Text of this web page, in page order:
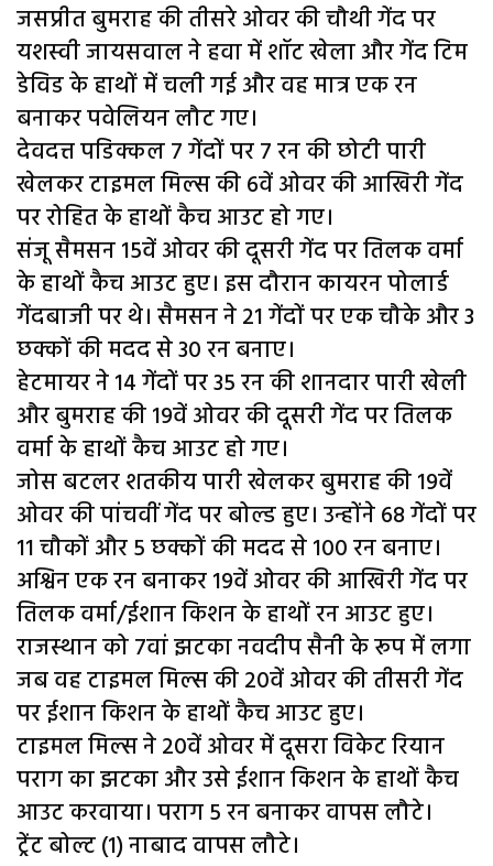
जसप्रीत बुमराह की तीसरे ओवर की चौथी गेंद पर
यशस्वी जायसवाल ने हवा में शॉट खेला और गेंद टिम
डेविड के हाथों में चली गई और वह मात्र एक रन
बनाकर पवेलियन लौट गए।
देवदत्त पडिक्कल 7 गेंदों पर 7 रन की छोटी पारी
खेलकर टाइमल मिल्स की 6वें ओवर की आखिरी गेंद
पर रोहित के हाथों कैच आउट हो गए।
संजू सैमसन 15वें ओवर की दूसरी गेंद पर तिलक वर्मा
के हाथों कैच आउट हुए। इस दौरान कायरन पोलार्ड
गेंदबाजी पर थे। सैमसन ने 21 गेंदों पर एक चौके और 3
छक्कों की मदद से 30 रन बनाए।
हेटमायर ने 14 गेंदों पर 35 रन की शानदार पारी खेली
और बुमराह की 19वें ओवर की दूसरी गेंद पर तिलक
वर्मा के हाथों कैच आउट हो गए।
जोस बटलर शतकीय पारी खेलकर बुमराह की 19वें
ओवर की पांचवीं गेंद पर बोल्ड हुए। उन्होंने 68 गेंदों पर
11 चौकों और 5 छक्कों की मदद से 100 रन बनाए।
अश्विन एक रन बनाकर 19वें ओवर की आखिरी गेंद पर
तिलक वर्मा/ईशान किशन के हाथों रन आउट हुए।
राजस्थान को 7वां झटका नवदीप सैनी के रूप में लगा
जब वह टाइमल मिल्स की 20वें ओवर की तीसरी गेंद
पर ईशान किशन के हाथों कैच आउट हुए।
टाइमल मिल्स ने 20वें ओवर में दूसरा विकेट रियान
पराग का झटका और उसे ईशान किशन के हाथों कैच
आउट करवाया। पराग 5 रन बनाकर वापस लौटे।
ट्रेंट बोल्ट (1) नाबाद वापस लौटे।